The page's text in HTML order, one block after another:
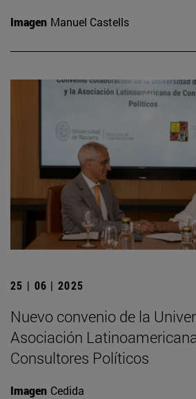
Imagen Manuel Castells
25 | 06 | 2025
Nuevo convenio de la
Asociación
Consultores Políticos
Imagen Cedida